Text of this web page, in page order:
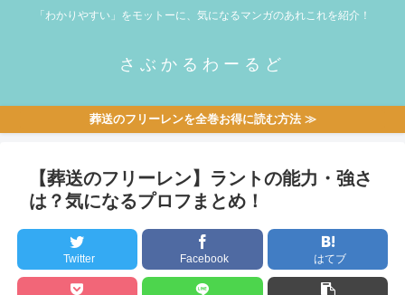
「わかりやすい」をモットーに、気になるマンガのあれこれを紹介！
さぶかるわーるど
葬送のフリーレンを全巻お得に読む方法 ≫
【葬送のフリーレン】ラントの能力・強さ
は？気になるプロフまとめ！
Twitter Facebook はてブ